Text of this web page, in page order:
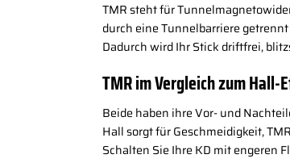
TMR steht für
durch eine Tunnelbarriere
Dadurch wird Ihr Stick driftfrei,
TMR im Vergleich zum Hall-
Beide haben ihre Vor- und
Hall sorgt für Geschmeidigkeit,
Schalten Sie Ihre KD mit engeren